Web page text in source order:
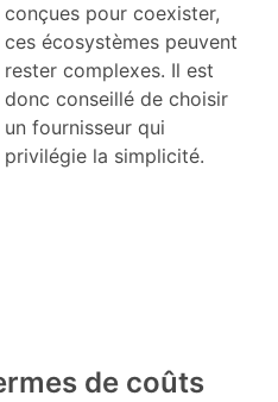
conçues pour coexister,
ces écosystèmes peuvent
rester complexes. Il est
donc conseillé de choisir
un fournisseur qui
privilégie la simplicité.
de coûts